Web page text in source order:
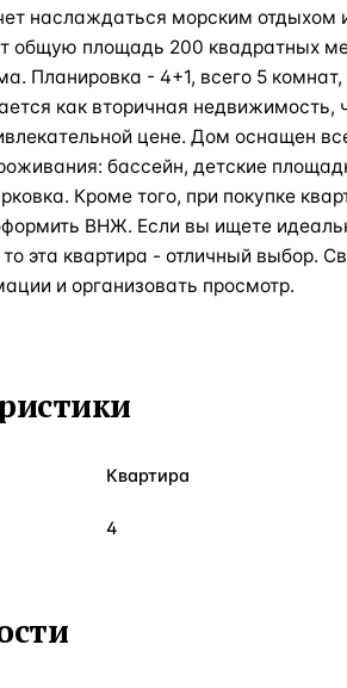
наслаждаться морским
общую площадь 200 квадратных
Планировка - 4+1, всего 5
как вторичная недвижимость,
цене. Дом оснащен
бассейн, детские
Кроме того, при покупке
ВНЖ. Если вы ищете
эта квартира - отличный выбор.
и организовать просмотр.
Квартира
4